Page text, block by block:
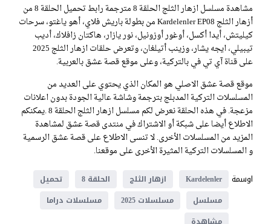
مشاهدة مسلسل ازهار الثلج الحلقة 8 مترجمة رابط تحميل الحلقة 8 من
أزهار الثلج Kardelenler EP08 من بطولة باريش فلاي، أهو ياغتو، سرحات
كيليتش، أيدا أكسل، أوغور أوزونيل، نور يازار، هاكتان زافلاك، أديب
تيبيلي، ايجه يشار، وزينب أتيلغان، وتعرض حلقات ازهار الثلج 2025
على قناة آي تي في بالتركية، وعلى موقع قصة عشق بالعربية.
موقع قصة عشق الاصلي هو المكان الذي يحتوي على العديد من
المسلسلات التركية المدبلج بترجمة وشاشة عالية الجودة بدون اعلانات
مزعجة. في هذه الحلقة نعرض لكم مسلسل ازهار الثلج الحلقة 8 .يمكنكم
الاطلاع أيضا على شبكة أو الاشتراك في منتدى قصة عشق لمشاهدة
المزيد من المسلسلات الأخرى. لا تنسى الاطلاع على قصة عشق الرسمية
و المسلسلات التركية المثيرة الأخرى على موقعنا.
اوسمة
Kardelenler ازهار الثلج الحلقة 8
تحميل
مسلسل
مسلسلات 2025
مسلسلات دراما